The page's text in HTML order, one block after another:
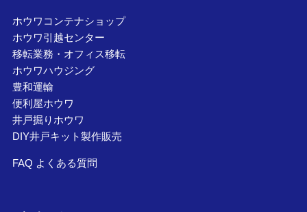
ホウワコンテナショップ
ホウワ引越センター
移転業務・オフィス移転
ホウワハウジング
豊和運輸
便利屋ホウワ
井戸掘りホウワ
DIY井戸キット製作販売
FAQ よくある質問